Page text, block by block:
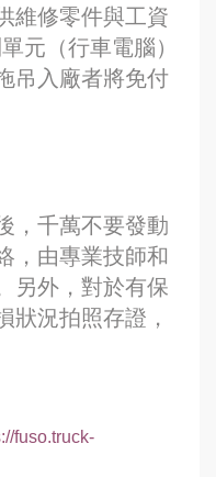
維修零件與工資
元（行車電腦）
吊入廠者將免付
，千萬不要發動
，由專業技師和
另外，對於有保
狀況拍照存證，
fuso.truck-